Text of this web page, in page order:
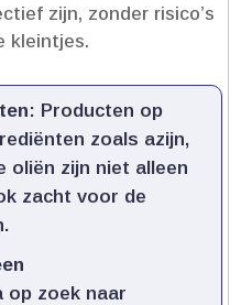
zijn, zonder risico’s
kleintjes.​
: Producten op
zoals azijn,
oliën zijn niet alleen
zacht voor de
op zoek naar